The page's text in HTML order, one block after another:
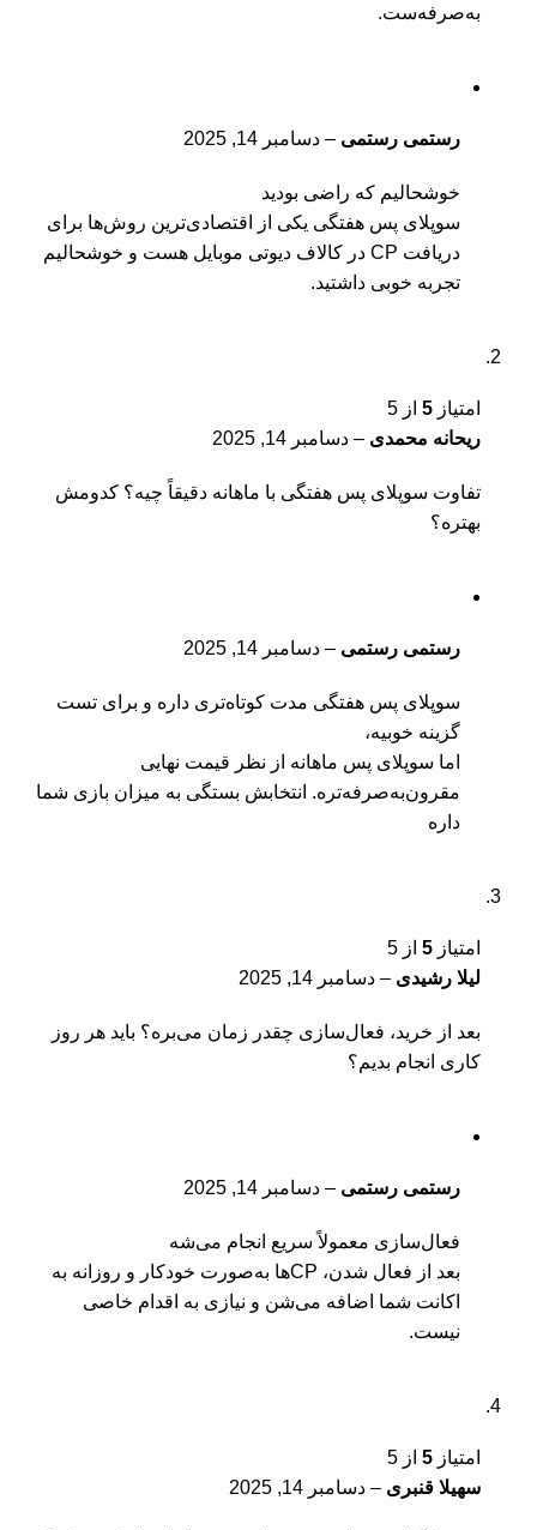
به‌صرفه‌ست.
رستمی رستمی – دسامبر 14, 2025
خوشحالیم که راضی بودید
سوپلای پس هفتگی یکی از اقتصادی‌ترین روش‌ها برای
دریافت CP در
کالاف دیوتی موبایل هست و خوشحالیم
تجربه خوبی داشتید.
امتیاز 5 از 5
ریحانه محمدی – دسامبر 14, 2025
تفاوت سوپلای پس هفتگی با ماهانه دقیقاً چیه؟ کدومش
بهتره؟
رستمی رستمی – دسامبر 14, 2025
سوپلای پس هفتگی مدت کوتاه‌تری داره و برای تست
گزینه خوبیه،
اما سوپلای پس ماهانه از نظر قیمت نهایی
مقرون‌به‌صرفه‌تره. انتخابش بستگی به میزان بازی شما
داره
امتیاز 5 از 5
لیلا رشیدی – دسامبر 14, 2025
بعد از خرید، فعال‌سازی چقدر زمان می‌بره؟ باید هر روز
کاری انجام بدیم؟
رستمی رستمی – دسامبر 14, 2025
فعال‌سازی معمولاً سریع انجام می‌شه
بعد از فعال شدن، CPها به‌صورت خودکار و روزانه به
اکانت شما اضافه می‌شن و نیازی به اقدام خاصی
نیست.
امتیاز 5 از 5
سهیلا قنبری – دسامبر 14, 2025